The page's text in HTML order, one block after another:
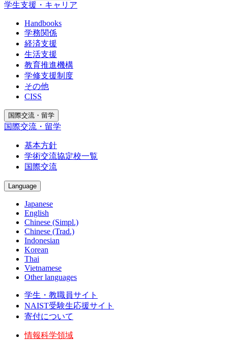
学生支援・キャリア
Handbooks
学務関係
経済支援
生活支援
教育推進機構
学修支援制度
その他
CISS
国際交流・留学
国際交流・留学
基本方針
学術交流協定校一覧
国際交流
Language
Japanese
English
Chinese (Simpl.)
Chinese (Trad.)
Indonesian
Korean
Thai
Vietnamese
Other languages
学生・教職員サイト
NAIST受験生応援サイト
寄付について
情報科学領域